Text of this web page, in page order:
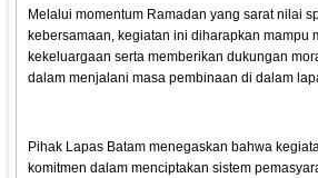
Melalui momentum Ramadan yang sarat nilai
kebersamaan, kegiatan ini diharapkan mampu
kekeluargaan serta memberikan dukungan
dalam menjalani masa pembinaan di dalam
Pihak Lapas Batam menegaskan bahwa
komitmen dalam menciptakan sistem